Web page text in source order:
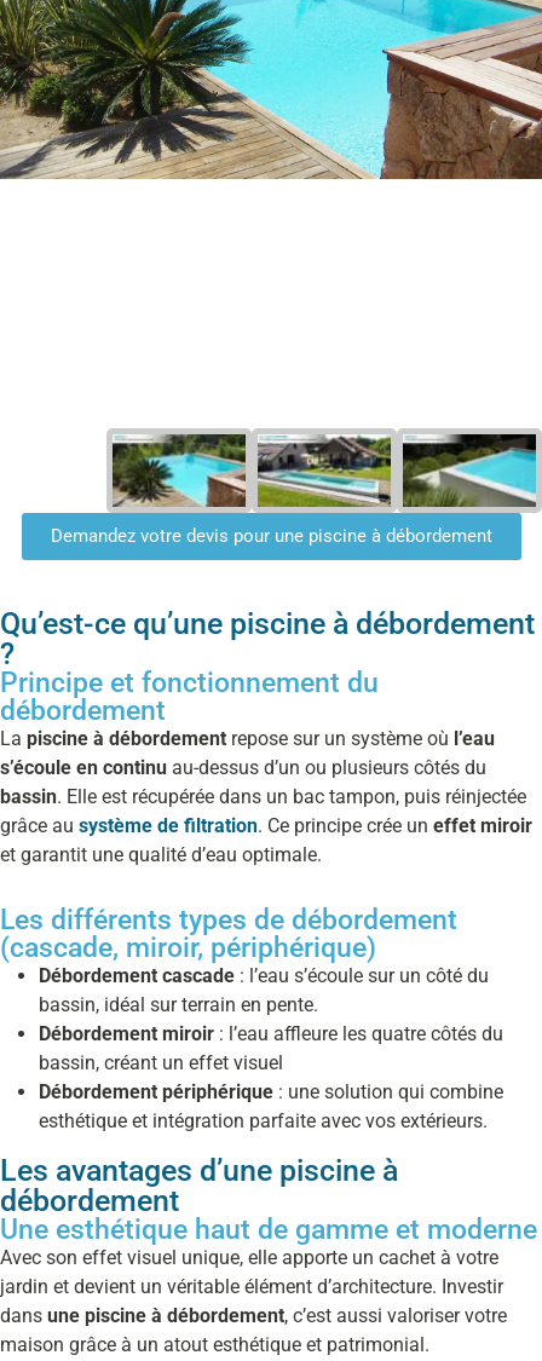
Demandez votre devis pour une piscine à débordement
Qu’est-ce qu’une piscine à débordement
?
Principe et fonctionnement du
débordement
La piscine à débordement repose sur un système où l’eau
s’écoule en continu au-dessus d’un ou plusieurs côtés du
bassin. Elle est récupérée dans un bac tampon, puis réinjectée
grâce au système de filtration. Ce principe crée un effet miroir
et garantit une qualité d’eau optimale.
Les différents types de débordement
(cascade, miroir, périphérique)
Débordement cascade : l’eau s’écoule sur un côté du
bassin, idéal sur terrain en pente.
Débordement miroir : l’eau affleure les quatre côtés du
bassin, créant un effet visuel
Débordement périphérique : une solution qui combine
esthétique et intégration parfaite avec vos extérieurs.
Les avantages d’une piscine à
débordement
Une esthétique haut de gamme et moderne
Avec son effet visuel unique, elle apporte un cachet à votre
jardin et devient un véritable élément d’architecture. Investir
dans une piscine à débordement, c’est aussi valoriser votre
maison grâce à un atout esthétique et patrimonial.